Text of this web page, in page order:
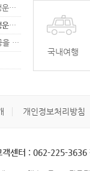
[무안공항 활성화-2탄] 여강[리장] 전세기 홍보 이벤트 "행운에 주인공…
[무안공항 활성화-2탄] 여강[리장] 전세기 홍보 이벤트 "행운에 주인공…
[무안공항 활성화] 가을전세기 홍보 이벤트 "행운에 주인공을 찾습니다."
국내여행
개인정보처리방침
객센터 : 062-225-3636